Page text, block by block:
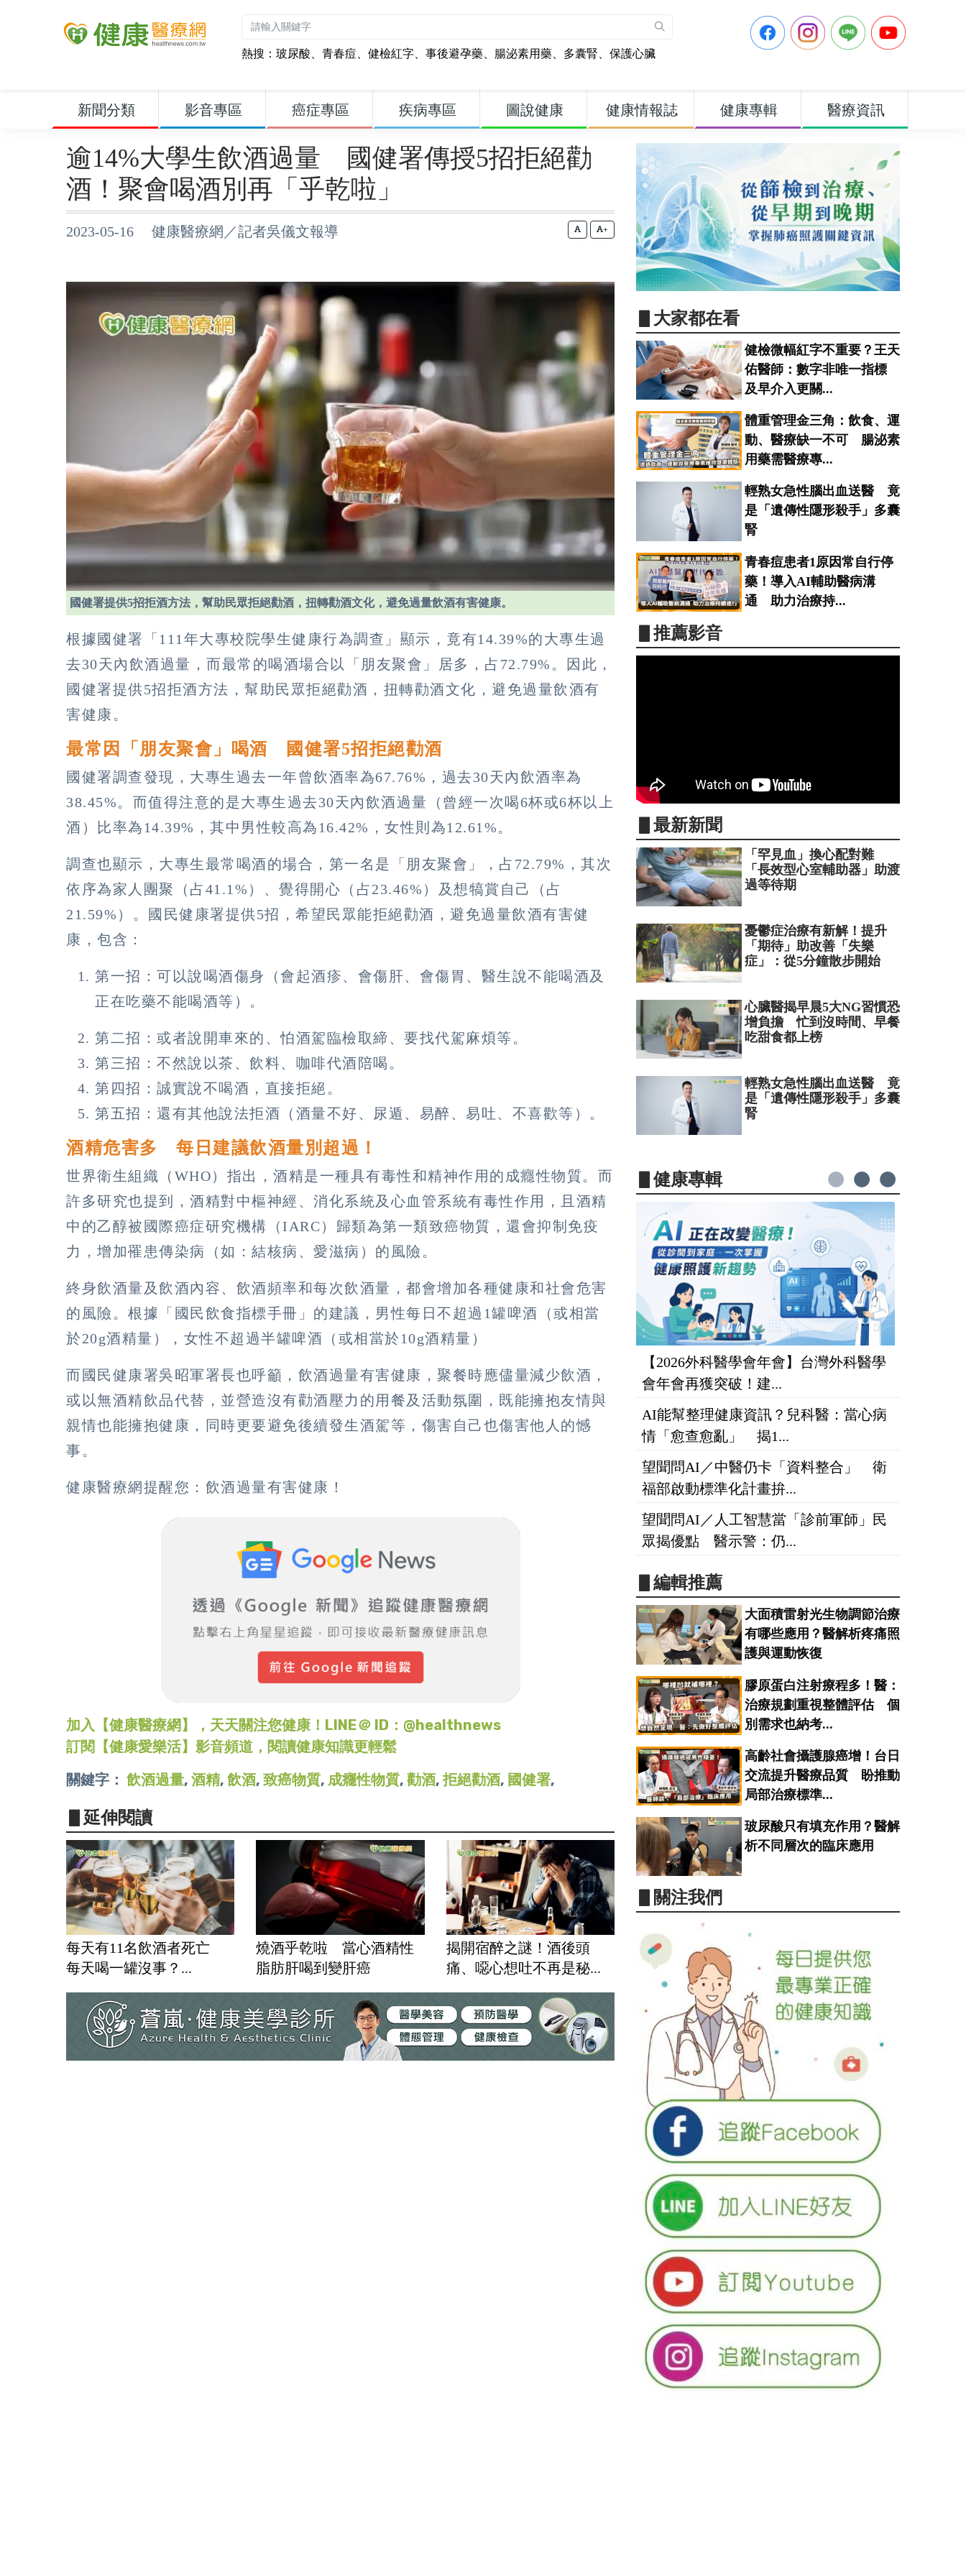
熱搜： 玻尿酸、 青春痘、 健檢紅字、 事後避孕藥、 腸泌素用藥、 多囊腎、 保護心臟
新聞分類 影音專區 癌症專區 疾病專區 圖說健康 健康情報誌 健康專輯 醫療資訊
逾14%大學生飲酒過量 國健署傳授5招拒絕勸
酒！聚會喝酒別再「乎乾啦」
2023-05-16 健康醫療網／記者吳儀文報導 +
國健署提供5招拒酒方法，幫助民眾拒絕勸酒，扭轉勸酒文化，避免過量飲酒有害健康。
根據國健署「111年大專校院學生健康行為調查」顯示，竟有14.39%的大專生過
去30天內飲酒過量，而最常的喝酒場合以「朋友聚會」居多，占72.79%。因此，
國健署提供5招拒酒方法，幫助民眾拒絕勸酒，扭轉勸酒文化，避免過量飲酒有
害健康。
最常因「朋友聚會」喝酒 國健署5招拒絕勸酒
國健署調查發現，大專生過去一年曾飲酒率為67.76%，過去30天內飲酒率為
38.45%。而值得注意的是大專生過去30天內飲酒過量（曾經一次喝6杯或6杯以上
酒）比率為14.39%，其中男性較高為16.42%，女性則為12.61%。
調查也顯示，大專生最常喝酒的場合，第一名是「朋友聚會」，占72.79%，其次
依序為家人團聚（占41.1%）、覺得開心（占23.46%）及想犒賞自己（占
21.59%）。國民健康署提供5招，希望民眾能拒絕勸酒，避免過量飲酒有害健
康，包含：
第一招：可以說喝酒傷身（會起酒疹、會傷肝、會傷胃、醫生說不能喝酒及
正在吃藥不能喝酒等）。
第二招：或者說開車來的、怕酒駕臨檢取締、要找代駕麻煩等。
第三招：不然說以茶、飲料、咖啡代酒陪喝。
第四招：誠實說不喝酒，直接拒絕。
第五招：還有其他說法拒酒（酒量不好、尿遁、易醉、易吐、不喜歡等）。
酒精危害多 每日建議飲酒量別超過！
世界衛生組織（WHO）指出，酒精是一種具有毒性和精神作用的成癮性物質。而
許多研究也提到，酒精對中樞神經、消化系統及心血管系統有毒性作用，且酒精
中的乙醇被國際癌症研究機構（IARC）歸類為第一類致癌物質，還會抑制免疫
力，增加罹患傳染病（如：結核病、愛滋病）的風險。
終身飲酒量及飲酒內容、飲酒頻率和每次飲酒量，都會增加各種健康和社會危害
的風險。根據「國民飲食指標手冊」的建議，男性每日不超過1罐啤酒（或相當
於20g酒精量），女性不超過半罐啤酒（或相當於10g酒精量）
而國民健康署吳昭軍署長也呼籲，飲酒過量有害健康，聚餐時應儘量減少飲酒，
或以無酒精飲品代替，並營造沒有勸酒壓力的用餐及活動氛圍，既能擁抱友情與
親情也能擁抱健康，同時更要避免後續發生酒駕等，傷害自己也傷害他人的憾
事。
健康醫療網提醒您：飲酒過量有害健康！
加入【健康醫療網】，天天關注您健康！LINE＠ ID：@healthnews
訂閱【健康愛樂活】影音頻道，閱讀健康知識更輕鬆
關鍵字： 飲酒過量, 酒精, 飲酒, 致癌物質, 成癮性物質, 勸酒, 拒絕勸酒, 國健署,
▋延伸閱讀
每天有11名飲酒者死亡
每天喝一罐沒事？...
燒酒乎乾啦 當心酒精性
脂肪肝喝到變肝癌
揭開宿醉之謎！酒後頭
痛、噁心想吐不再是秘...
▋大家都在看
健檢微幅紅字不重要？王天
佑醫師：數字非唯一指標
及早介入更關...
體重管理金三角：飲食、運
動、醫療缺一不可 腸泌素
用藥需醫療專...
輕熟女急性腦出血送醫 竟
是「遺傳性隱形殺手」多囊
腎
青春痘患者1原因常自行停
藥！導入AI輔助醫病溝
通 助力治療持...
▋推薦影音
▋最新新聞
「罕見血」換心配對難
「長效型心室輔助器」助渡
過等待期
憂鬱症治療有新解！提升
「期待」助改善「失樂
症」：從5分鐘散步開始
心臟醫揭早晨5大NG習慣恐
增負擔 忙到沒時間、早餐
吃甜食都上榜
輕熟女急性腦出血送醫 竟
是「遺傳性隱形殺手」多囊
腎
▋健康專輯
【2026外科醫學會年會】台灣外科醫學
會年會再獲突破！建...
AI能幫整理健康資訊？兒科醫：當心病
情「愈查愈亂」 揭1...
望聞問AI／中醫仍卡「資料整合」 衛
福部啟動標準化計畫拚...
望聞問AI／人工智慧當「診前軍師」民
眾揭優點 醫示警：仍...
▋編輯推薦
大面積雷射光生物調節治療
有哪些應用？醫解析疼痛照
護與運動恢復
膠原蛋白注射療程多！醫：
治療規劃重視整體評估 個
別需求也納考...
高齡社會攝護腺癌增！台日
交流提升醫療品質 盼推動
局部治療標準...
玻尿酸只有填充作用？醫解
析不同層次的臨床應用
▋關注我們